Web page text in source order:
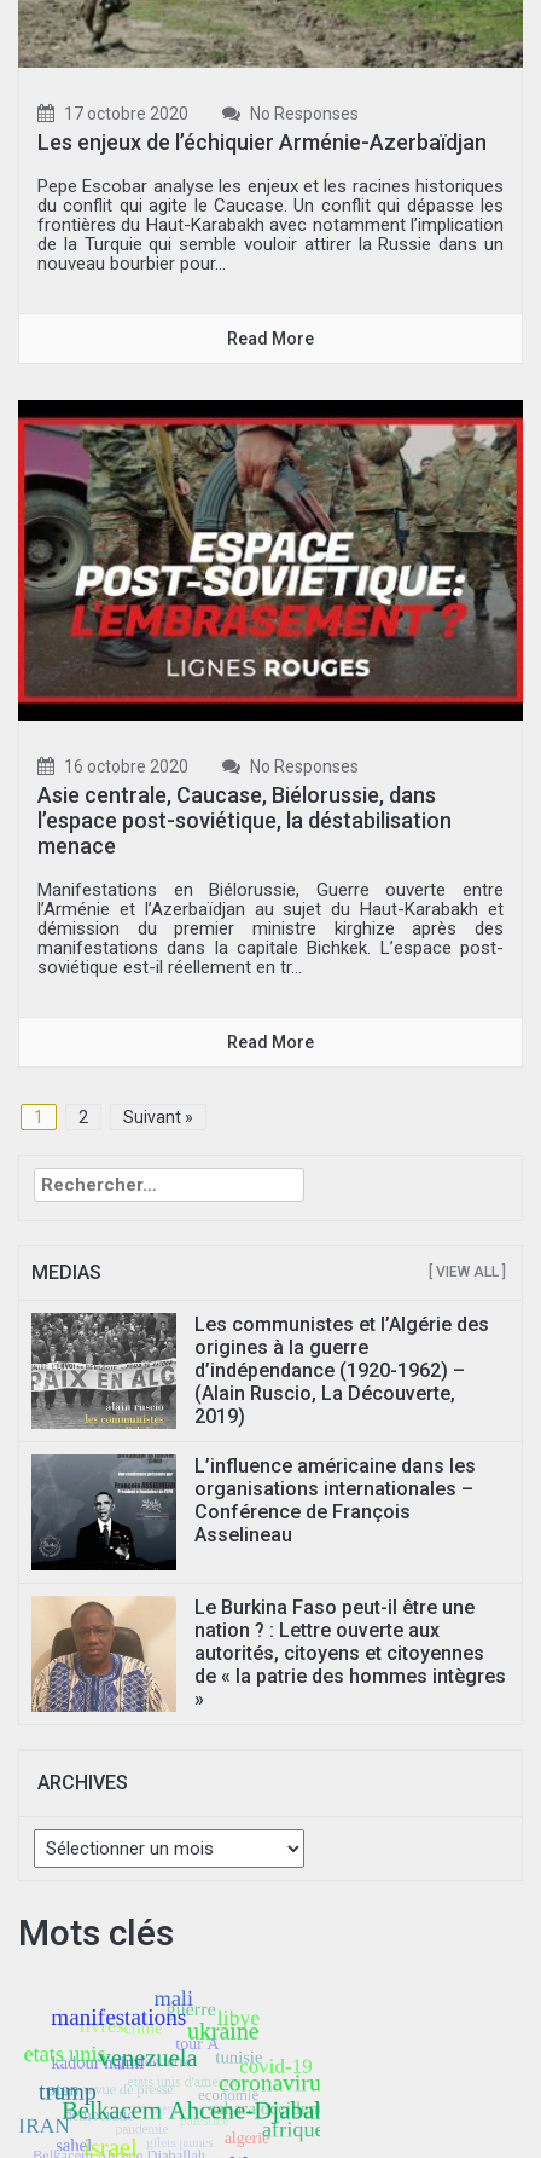
17 octobre 2020 No Responses
Les enjeux de l’échiquier Arménie-Azerbaïdjan
Pepe Escobar analyse les enjeux et les racines historiques
du conflit qui agite le Caucase. Un conflit qui dépasse les
frontières du Haut-Karabakh avec notamment l’implication
de la Turquie qui semble vouloir attirer la Russie dans un
nouveau bourbier pour...
Read More
16 octobre 2020 No Responses
Asie centrale, Caucase, Biélorussie, dans
l’espace post-soviétique, la déstabilisation
menace
Manifestations en Biélorussie, Guerre ouverte entre
l’Arménie et l’Azerbaïdjan au sujet du Haut-Karabakh et
démission du premier ministre kirghize après des
manifestations dans la capitale Bichkek. L’espace post-
soviétique est-il réellement en tr...
Read More
1 2 Suivant »
Rechercher :
MEDIAS [ VIEW ALL ]
Les communistes et l’Algérie des
origines à la guerre
d’indépendance (1920-1962) –
(Alain Ruscio, La Découverte,
2019)
L’influence américaine dans les
organisations internationales –
Conférence de François
Asselineau
Le Burkina Faso peut-il être une
nation ? : Lettre ouverte aux
autorités, citoyens et citoyennes
de « la patrie des hommes intègres
»
ARCHIVES
Archives
Mots clés